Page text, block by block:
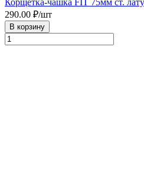
290.00 ₽/шт
В корзину